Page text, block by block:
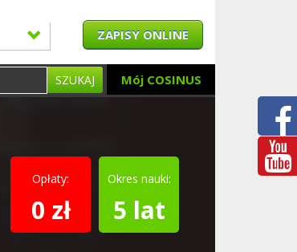
ZAPISY ONLINE
Mój COSINUS
SZUKAJ
Opłaty:
0 zł
Okres nauki:
5 lat